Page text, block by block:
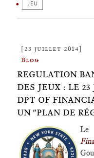
JEU
[23 juillet 2014]
Blog
REGULATION
DES JEUX : LE 23
DPT OF
UN "PLAN DE